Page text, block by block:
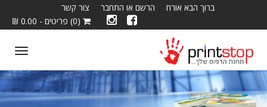
ברוך הבא אורח הרשם או התחבר
צור קשר
(0) פריטים - 0.00 ₪